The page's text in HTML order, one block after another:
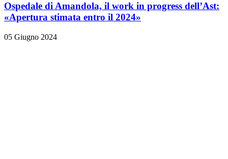
Ospedale di Amandola, il work in progress dell’Ast:
«Apertura stimata entro il 2024»
05 Giugno 2024